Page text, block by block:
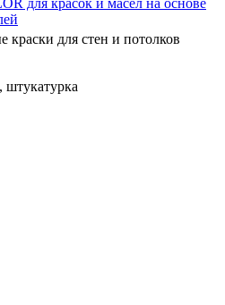
для красок и масел на основе
краски для стен и потолков